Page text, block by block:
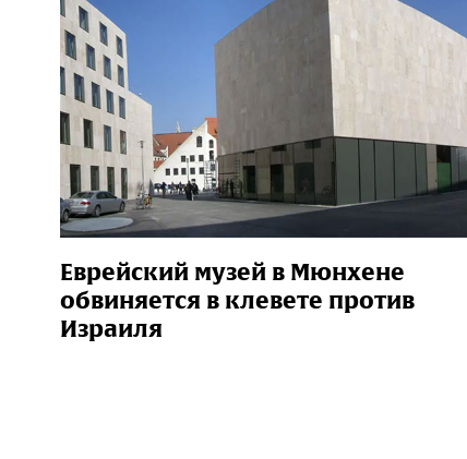
Еврейский музей в Мюнхене
обвиняется в клевете против
Израиля